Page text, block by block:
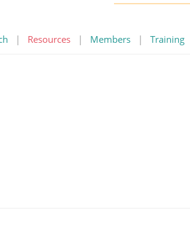
| Resources | Members | Training